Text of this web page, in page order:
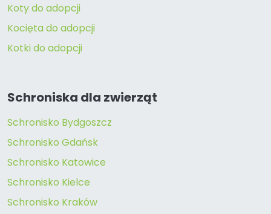
Koty do adopcji
Kocięta do adopcji
Kotki do adopcji
Schroniska dla zwierząt
Schronisko Bydgoszcz
Schronisko Gdańsk
Schronisko Katowice
Schronisko Kielce
Schronisko Kraków